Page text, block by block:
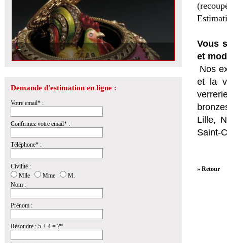
Demande d'estimation en ligne :
Votre email* :
Confirmez votre email* :
Téléphone* :
Civilité :
Mlle
Mme
M.
Nom :
Prénom :
Résoudre : 5 + 4 = ?*
Vous
et
Nos
et la
Lille,
Saint-
» Retour